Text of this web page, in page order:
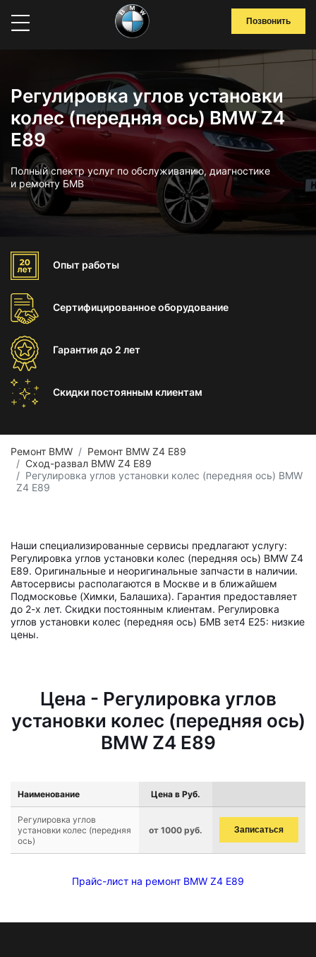
Позвонить
Регулировка углов установки
колес (передняя ось) BMW Z4
E89
Полный спектр услуг по обслуживанию, диагностике
и ремонту БМВ
Опыт работы
Сертифицированноеоборудование
Гарантиядо 2 лет
Скидки постоянным клиентам
Ремонт BMW
Ремонт BMW Z4 E89
Сход-развал BMW Z4 E89
Регулировка углов установки колес (передняя ось) BMW
Z4 E89
Наши специализированные сервисы предлагают услугу:
Регулировка углов установки колес (передняя ось) BMW Z4
E89. Оригинальные и неоригинальные запчасти в наличии.
Автосервисы располагаются в Москве и в ближайшем
Подмосковье (Химки, Балашиха). Гарантия предоставляет
до 2-х лет. Скидки постоянным клиентам. Регулировка
углов установки колес (передняя ось) БМВ зет4 Е25: низкие
цены.
Цена - Регулировка углов
установки колес (передняя ось)
BMW Z4 E89
Наименование Цена в Руб.
Регулировка углов
установки колес (передняя
ось)
от 1000 руб. Записаться
Прайс-лист на ремонт BMW Z4 E89